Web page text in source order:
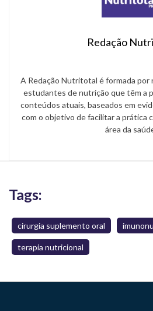
Redação
A Redação Nutritotal é formada
estudantes de nutrição que têm a
conteúdos atuais, baseados em
com o objetivo de facilitar a prática
área da
Tags:
cirurgia suplemento oral
terapia nutricional